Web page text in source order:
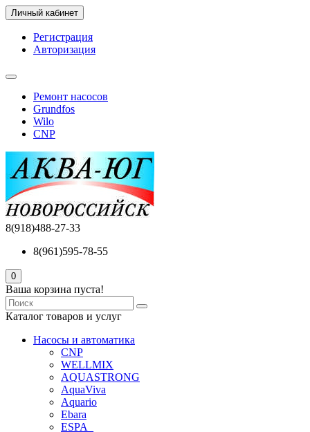
Личный кабинет
Регистрация
Авторизация
Ремонт насосов
Grundfos
Wilo
CNP
8(918)488-27-33
8(961)595-78-55
0
Ваша корзина пуста!
Каталог товаров и услуг
Насосы и автоматика
CNP
WELLMIX
AQUASTRONG
AquaViva
Aquario
Ebara
ESPA_